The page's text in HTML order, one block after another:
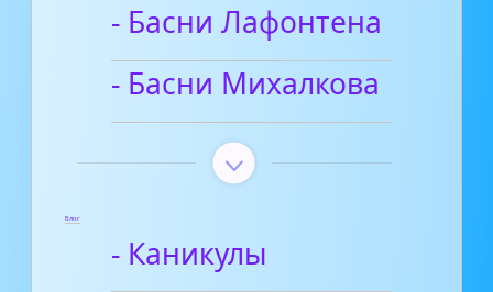
- Басни Лафонтена
- Басни Михалкова
Блог
- Каникулы